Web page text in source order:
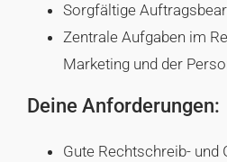
Sorgfältige
Zentrale Aufgaben im
Marketing und der
Deine Anforderungen:
Gute Rechtschreib-